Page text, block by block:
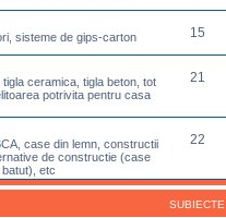
sisteme de gips-carton 15
ceramica, tigla beton, tot
potrivita pentru casa
21
case din lemn, constructii
de constructie (case
etc
22
SUBIECTE